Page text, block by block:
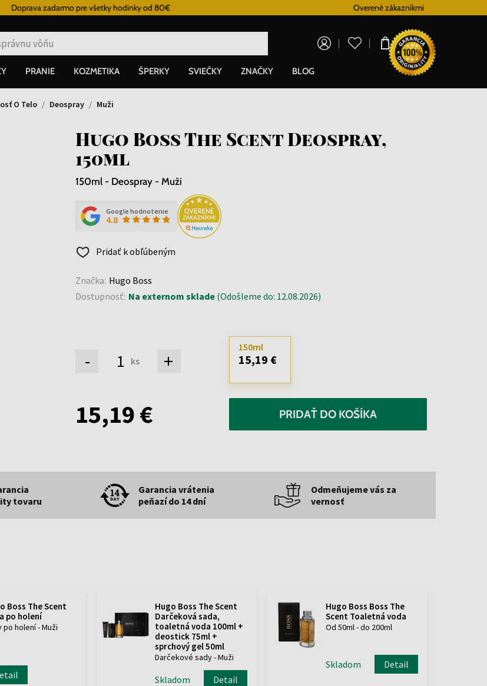
Doprava zadarmo pre všetky hodinky od 80€ Overené zákazníkmi
0,00 €
PRANIE KOZMETIKA ŠPERKY SVIEČKY ZNAČKY BLOG
O Telo Deospray Muži
Hugo Boss The Scent Deospray,
150ml
150ml - Deospray - Muži
Google hodnotenie
4.8
Pridať k obľúbeným
Značka: Hugo Boss
Dostupnosť: Na externom sklade(Odošleme do: 12.08.2026)
- ks +
150ml
15,19 €
15,19 € PRIDAŤ DO KOŠÍKA
tovaru
Garancia vrátenia
peňazí do 14 dní
Odmeňujeme vás za
vernosť
Boss The Scent
po holení
po holení - Muži
Hugo Boss The Scent
Darčeková sada,
toaletná voda 100ml +
deostick 75ml +
sprchový gel 50ml
Darčekové sady - Muži
Skladom Detail
Hugo Boss Boss The
Scent Toaletná voda
Od 50ml - do 200ml
Skladom Detail